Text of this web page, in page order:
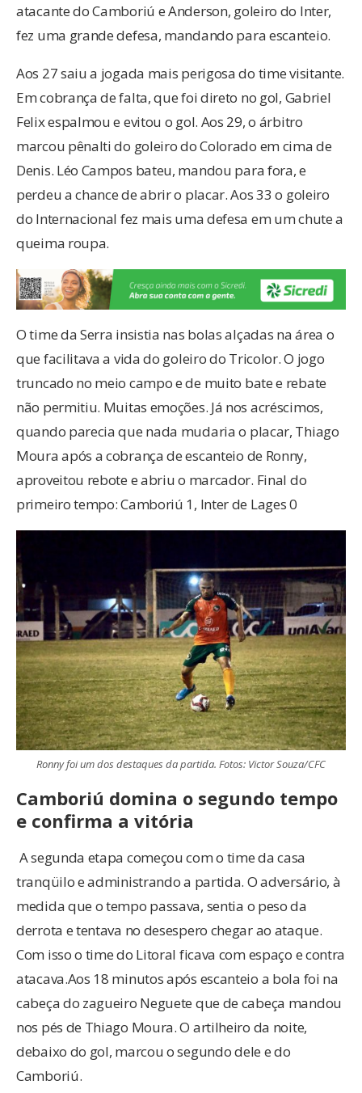
atacante do Camboriú e Anderson, goleiro do Inter,
fez uma grande defesa, mandando para escanteio.
Aos 27 saiu a jogada mais perigosa do time visitante.
Em cobrança de falta, que foi direto no gol, Gabriel
Felix espalmou e evitou o gol. Aos 29, o árbitro
marcou pênalti do goleiro do Colorado em cima de
Denis. Léo Campos bateu, mandou para fora, e
perdeu a chance de abrir o placar. Aos 33 o goleiro
do Internacional fez mais uma defesa em um chute a
queima roupa.
O time da Serra insistia nas bolas alçadas na área o
que facilitava a vida do goleiro do Tricolor. O jogo
truncado no meio campo e de muito bate e rebate
não permitiu. Muitas emoções. Já nos acréscimos,
quando parecia que nada mudaria o placar, Thiago
Moura após a cobrança de escanteio de Ronny,
aproveitou rebote e abriu o marcador. Final do
primeiro tempo: Camboriú 1, Inter de Lages 0
Ronny foi um dos destaques da partida. Fotos: Victor Souza/CFC
Camboriú domina o segundo tempo
e confirma a vitória
A segunda etapa começou com o time da casa
tranqüilo e administrando a partida. O adversário, à
medida que o tempo passava, sentia o peso da
derrota e tentava no desespero chegar ao ataque.
Com isso o time do Litoral ficava com espaço e contra
atacava.Aos 18 minutos após escanteio a bola foi na
cabeça do zagueiro Neguete que de cabeça mandou
nos pés de Thiago Moura. O artilheiro da noite,
debaixo do gol, marcou o segundo dele e do
Camboriú.